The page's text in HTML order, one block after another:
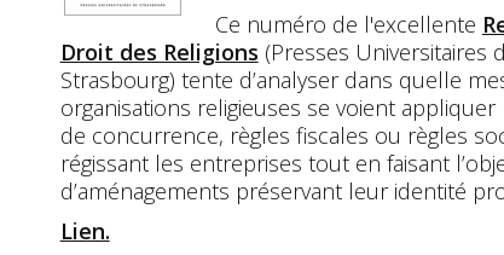
Ce numéro de l'excellente
Droit des Religions (Presses Universitaires
Strasbourg) tente d’analyser dans quelle
organisations religieuses se voient appliquer
de concurrence, règles fiscales ou règles
régissant les entreprises tout en faisant
d’aménagements préservant leur identité
Lien.